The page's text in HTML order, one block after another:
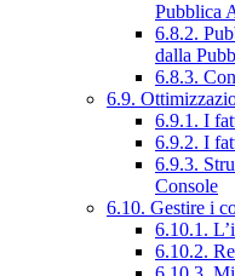
Pubblica
6.8.2.
dalla
6.8.3.
6.9.
6.9.1. I
6.9.2. I
6.9.3.
Console
6.10. Gestire i
6.10.1.
6.10.2.